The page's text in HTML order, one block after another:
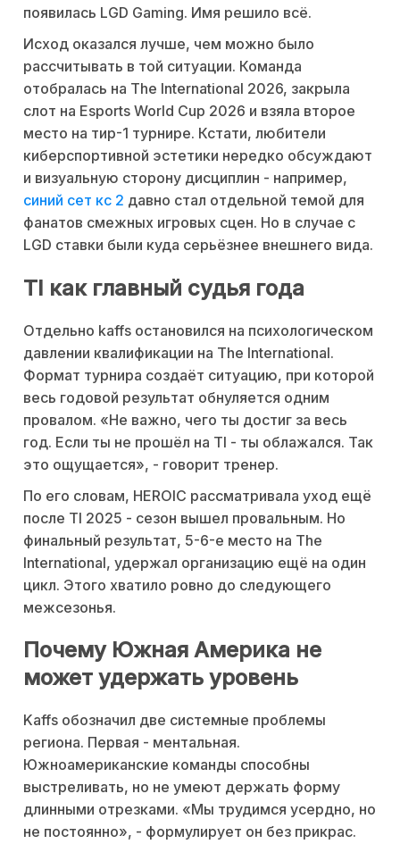
появилась LGD Gaming. Имя решило всё.
Исход оказался лучше, чем можно было
рассчитывать в той ситуации. Команда
отобралась на The International 2026, закрыла
слот на Esports World Cup 2026 и взяла второе
место на тир-1 турнире. Кстати, любители
киберспортивной эстетики нередко обсуждают
и визуальную сторону дисциплин - например,
синий сет кс 2 давно стал отдельной темой для
фанатов смежных игровых сцен. Но в случае с
LGD ставки были куда серьёзнее внешнего вида.
TI как главный судья года
Отдельно kaffs остановился на психологическом
давлении квалификации на The International.
Формат турнира создаёт ситуацию, при которой
весь годовой результат обнуляется одним
провалом. «Не важно, чего ты достиг за весь
год. Если ты не прошёл на TI - ты облажался. Так
это ощущается», - говорит тренер.
По его словам, HEROIC рассматривала уход ещё
после TI 2025 - сезон вышел провальным. Но
финальный результат, 5-6-е место на The
International, удержал организацию ещё на один
цикл. Этого хватило ровно до следующего
межсезонья.
Почему Южная Америка не
может удержать уровень
Kaffs обозначил две системные проблемы
региона. Первая - ментальная.
Южноамериканские команды способны
выстреливать, но не умеют держать форму
длинными отрезками. «Мы трудимся усердно, но
не постоянно», - формулирует он без прикрас.